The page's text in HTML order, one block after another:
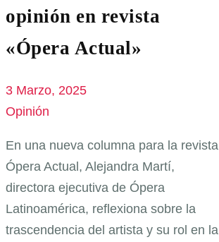
opinión en revista
«Ópera Actual»
3 Marzo, 2025
Opinión
En una nueva columna para la revista
Ópera Actual, Alejandra Martí,
directora ejecutiva de Ópera
Latinoamérica, reflexiona sobre la
trascendencia del artista y su rol en la